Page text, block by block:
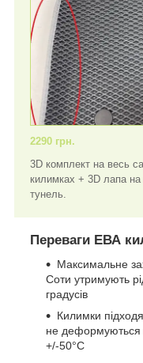
2290 грн.
3D комплект на весь
килимках + 3D лапа
тунель.
Переваги ЕВА
Максимальне
Соти утримують
градусів
Килимки
не деформуються
+/-50°C